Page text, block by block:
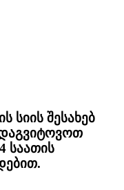
სიის შესახებ
საათის